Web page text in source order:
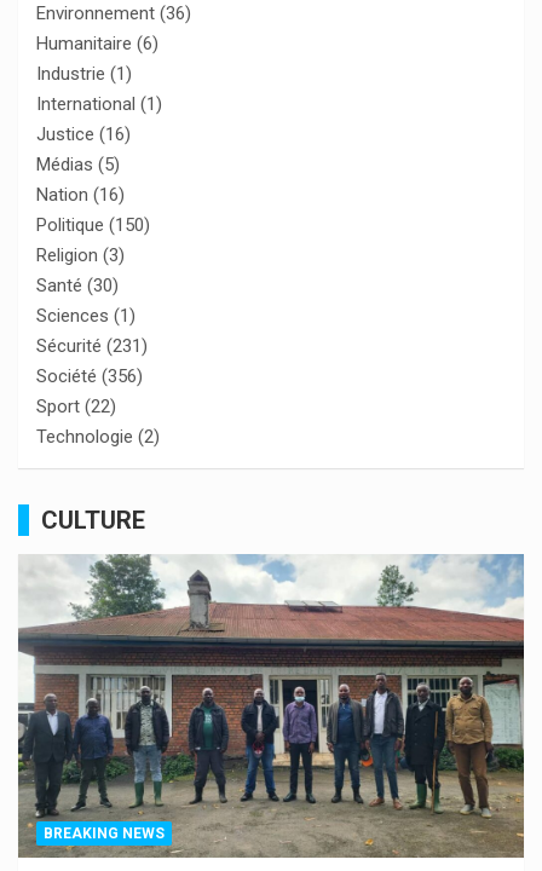
Environnement (36)
Humanitaire (6)
Industrie (1)
International (1)
Justice (16)
Médias (5)
Nation (16)
Politique (150)
Religion (3)
Santé (30)
Sciences (1)
Sécurité (231)
Société (356)
Sport (22)
Technologie (2)
CULTURE
BREAKING NEWS